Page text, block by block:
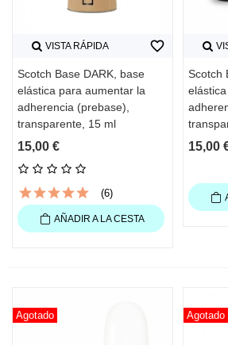
VISTA RÁPIDA
Scotch Base DARK, base
elástica para aumentar la
adherencia (prebase),
transparente, 15 ml
15,00 €
(6)
favorite_border
AÑADIR A LA CESTA
Scotch
15,00
Agotado Agotado